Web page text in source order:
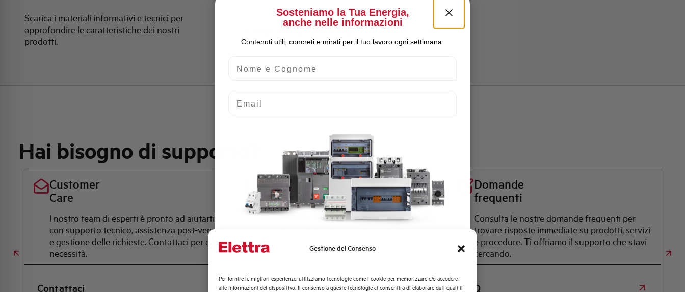
Gestione del Consenso
Per fornire le migliori esperienze, utilizziamo tecnologie come i cookie per memorizzare e/o accedere
alle informazioni del dispositivo. Il consenso a queste tecnologie ci consentirà di elaborare dati quali il
Scarica i materiali informativi e tecnici per
approfondire le caratteristiche dei nostri
prodotti.
Hai bisogno di supporto?
Customer
Care
l nostro team di esperti è pronto ad aiutarti
con supporto tecnico, assistenza post-vendita
e gestione delle richieste. Contattaci per ogni
necessità.
Contattaci
Scopri dove
acquistare
Trova il punto vendita Elettra più vicino a te e
soluzioni in pochi semplici passi. Scopri come
possiamo aiutarti.
Mappa
Domande
frequenti
Consulta le nostre domande frequenti per
trovare risposte immediate su prodotti, servizi
e procedure. Ti offriamo il supporto che stavi
cercando.
FAQ
Sosteniamo la Tua Energia,
anche nelle informazioni
Contenuti utili, concreti e mirati per il tuo lavoro ogni settimana.
Quali argomenti ti interessano di più?
Automazione Industriale